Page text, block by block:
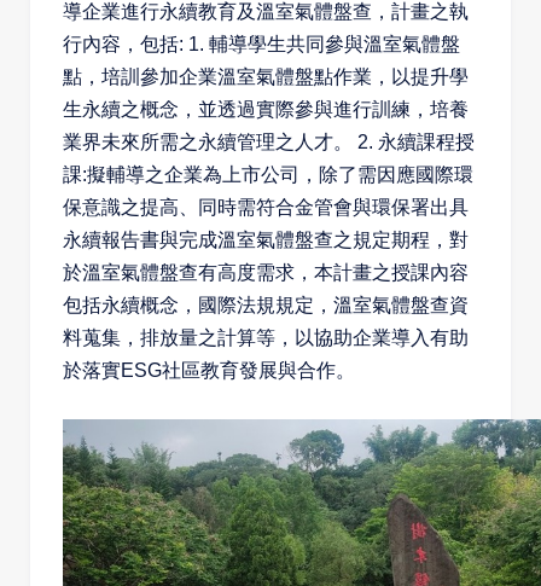
導企業進行永續教育及溫室氣體盤查，計畫之執
行內容，包括: 1. 輔導學生共同參與溫室氣體盤
點，培訓參加企業溫室氣體盤點作業，以提升學
生永續之概念，並透過實際參與進行訓練，培養
業界未來所需之永續管理之人才。
2. 永續課程授
課:擬輔導之企業為上市公司，除了需因應國際環
保意識之提高、同時需符合金管會與環保署出具
永續報告書與完成溫室氣體盤查之規定期程，對
於溫室氣體盤查有高度需求，本計畫之授課內容
包括永續概念，國際法規規定，溫室氣體盤查資
料蒐集，排放量之計算等，以協助企業導入有助
於落實ESG社區教育發展與合作。